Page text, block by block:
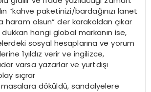
“kahve paketinizi/bardağınızı lanet
haram olsun” der karakoldan çıkar
hangi global markanın ise,
sosyal hesaplarına ve yorum
1yıldız verir ve ingilizce,
varsa yazarlar ve yurtdışı
sıçrar
döküldü, sandalyelere